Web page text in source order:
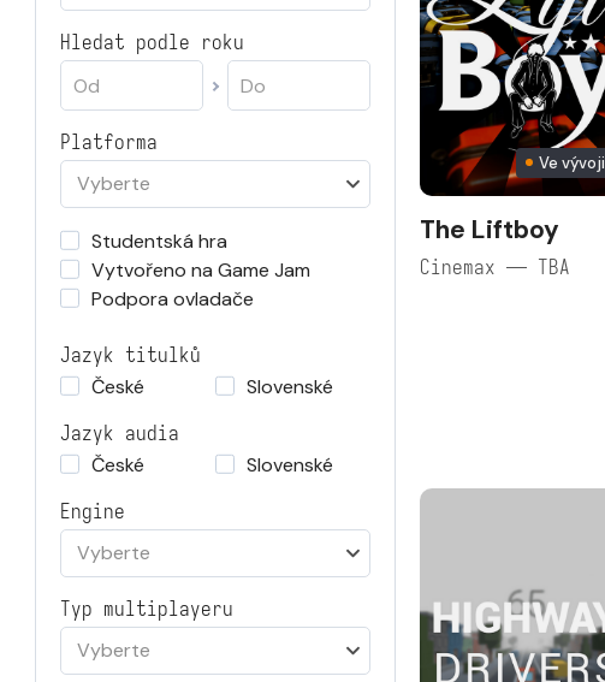
Hledat podle roku
Platforma
Vyberte
Studentská hra
Vytvořeno na Game Jam
Podpora ovladače
Jazyk titulků
České
Slovenské
Jazyk audia
České
Slovenské
Engine
Vyberte
Typ multiplayeru
Vyberte
Ve vývoji
The Liftboy
Cinemax — TBA